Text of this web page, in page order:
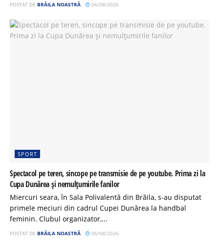
POSTAT DE BRĂILA NOASTRĂ 06/08/2026
SPORT
Spectacol pe teren, sincope pe transmisie de pe youtube. Prima zi la
Cupa Dunărea și nemulțumirile fanilor
Miercuri seara, în Sala Polivalentă din Brăila, s-au disputat
primele meciuri din cadrul Cupei Dunărea la handbal
feminin. Clubul organizator,...
POSTAT DE BRĂILA NOASTRĂ 06/08/2026